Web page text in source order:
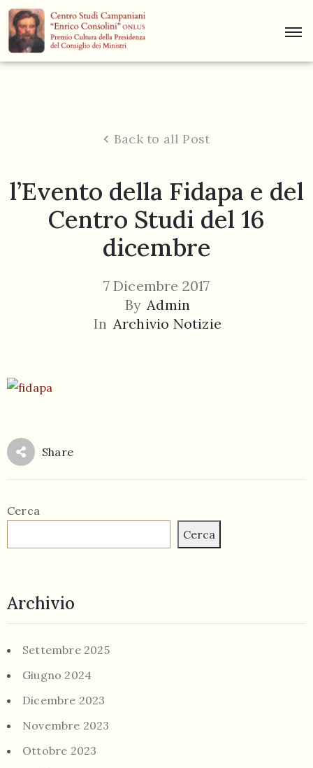
Centro
Museo
Curiosità
804
5943
Back to all Post
l’Evento della Fidapa e del
Centro Studi del 16
dicembre
7 Dicembre 2017
By Admin
In Archivio Notizie
Share
Cerca
Cerca
Archivio
Settembre 2025
Giugno 2024
Dicembre 2023
Novembre 2023
Ottobre 2023